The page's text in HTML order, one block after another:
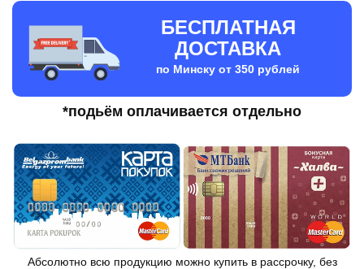
БЕСПЛАТНАЯ
ДОСТАВКА
по Минску от 350 рублей
*подьём оплачивается отдельно
Абсолютно всю продукцию можно купить в рассрочку, без